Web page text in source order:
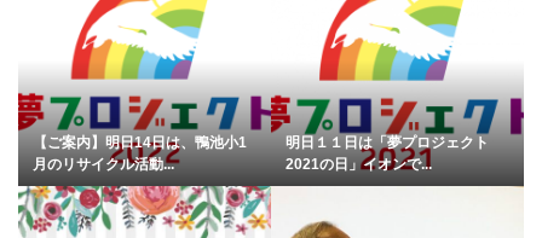
【ご案内】明日14日は、鴨池小1
月のリサイクル活動...
明日１１日は「夢プロジェクト
2021の日」イオンで...